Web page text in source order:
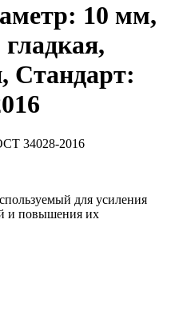
10 мм,
Стандарт:
34028-2016
для усиления
и повышения их